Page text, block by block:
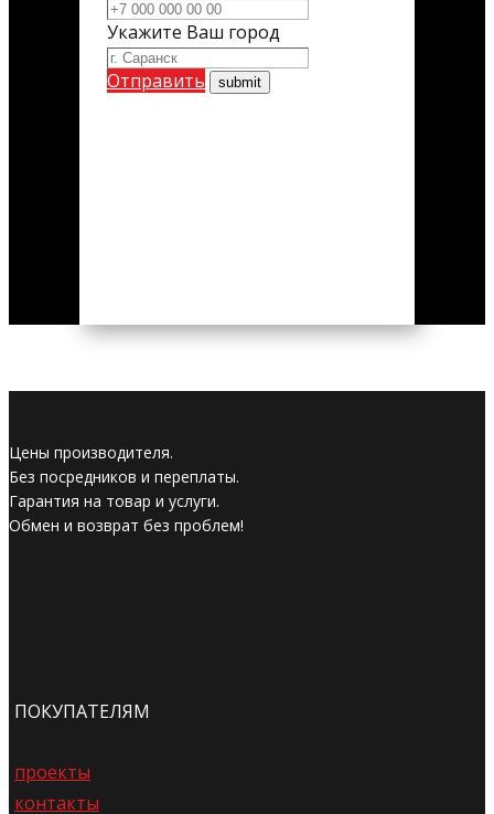
Укажите Ваш город
Отправить
Цены производителя.
Без посредников и переплаты.
Гарантия на товар и услуги.
Обмен и возврат без проблем!
ПОКУПАТЕЛЯМ
проекты
контакты